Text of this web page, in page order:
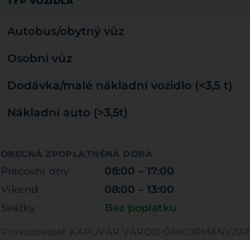
Autobus/obytný vůz
Osobní vůz
Dodávka/malé nákladní vozidlo (<3,5 t)
Nákladní auto (>3,5t)
OBECNÁ ZPOPLATNĚNÁ DOBA
Pracovní dny
08:00 – 17:00
Víkend
08:00 – 13:00
Svátky
Bez poplatku
Provozovatel: KAPUVÁR VÁROSI ÖNKORMÁNYZAT